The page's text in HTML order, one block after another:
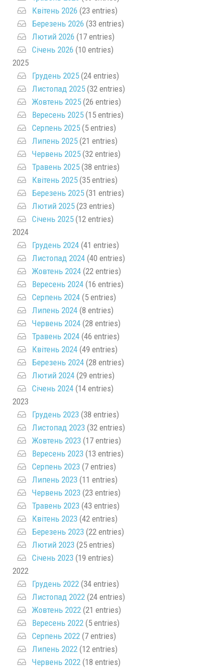
Квітень 2026 (23 entries)
Березень 2026 (33 entries)
Лютий 2026 (17 entries)
Січень 2026 (10 entries)
2025
Грудень 2025 (24 entries)
Листопад 2025 (32 entries)
Жовтень 2025 (26 entries)
Вересень 2025 (15 entries)
Серпень 2025 (5 entries)
Липень 2025 (21 entries)
Червень 2025 (32 entries)
Травень 2025 (38 entries)
Квітень 2025 (35 entries)
Березень 2025 (31 entries)
Лютий 2025 (23 entries)
Січень 2025 (12 entries)
2024
Грудень 2024 (41 entries)
Листопад 2024 (40 entries)
Жовтень 2024 (22 entries)
Вересень 2024 (16 entries)
Серпень 2024 (5 entries)
Липень 2024 (8 entries)
Червень 2024 (28 entries)
Травень 2024 (46 entries)
Квітень 2024 (49 entries)
Березень 2024 (28 entries)
Лютий 2024 (29 entries)
Січень 2024 (14 entries)
2023
Грудень 2023 (38 entries)
Листопад 2023 (32 entries)
Жовтень 2023 (17 entries)
Вересень 2023 (13 entries)
Серпень 2023 (7 entries)
Липень 2023 (11 entries)
Червень 2023 (23 entries)
Травень 2023 (43 entries)
Квітень 2023 (42 entries)
Березень 2023 (22 entries)
Лютий 2023 (25 entries)
Січень 2023 (19 entries)
2022
Грудень 2022 (34 entries)
Листопад 2022 (24 entries)
Жовтень 2022 (21 entries)
Вересень 2022 (5 entries)
Серпень 2022 (7 entries)
Липень 2022 (12 entries)
Червень 2022 (18 entries)